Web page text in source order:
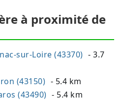
à proximité de
sur-Loire (43370) - 3.7
(43150) - 5.4 km
(43490) - 5.4 km